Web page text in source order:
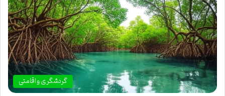
گردشگری و اقامتی